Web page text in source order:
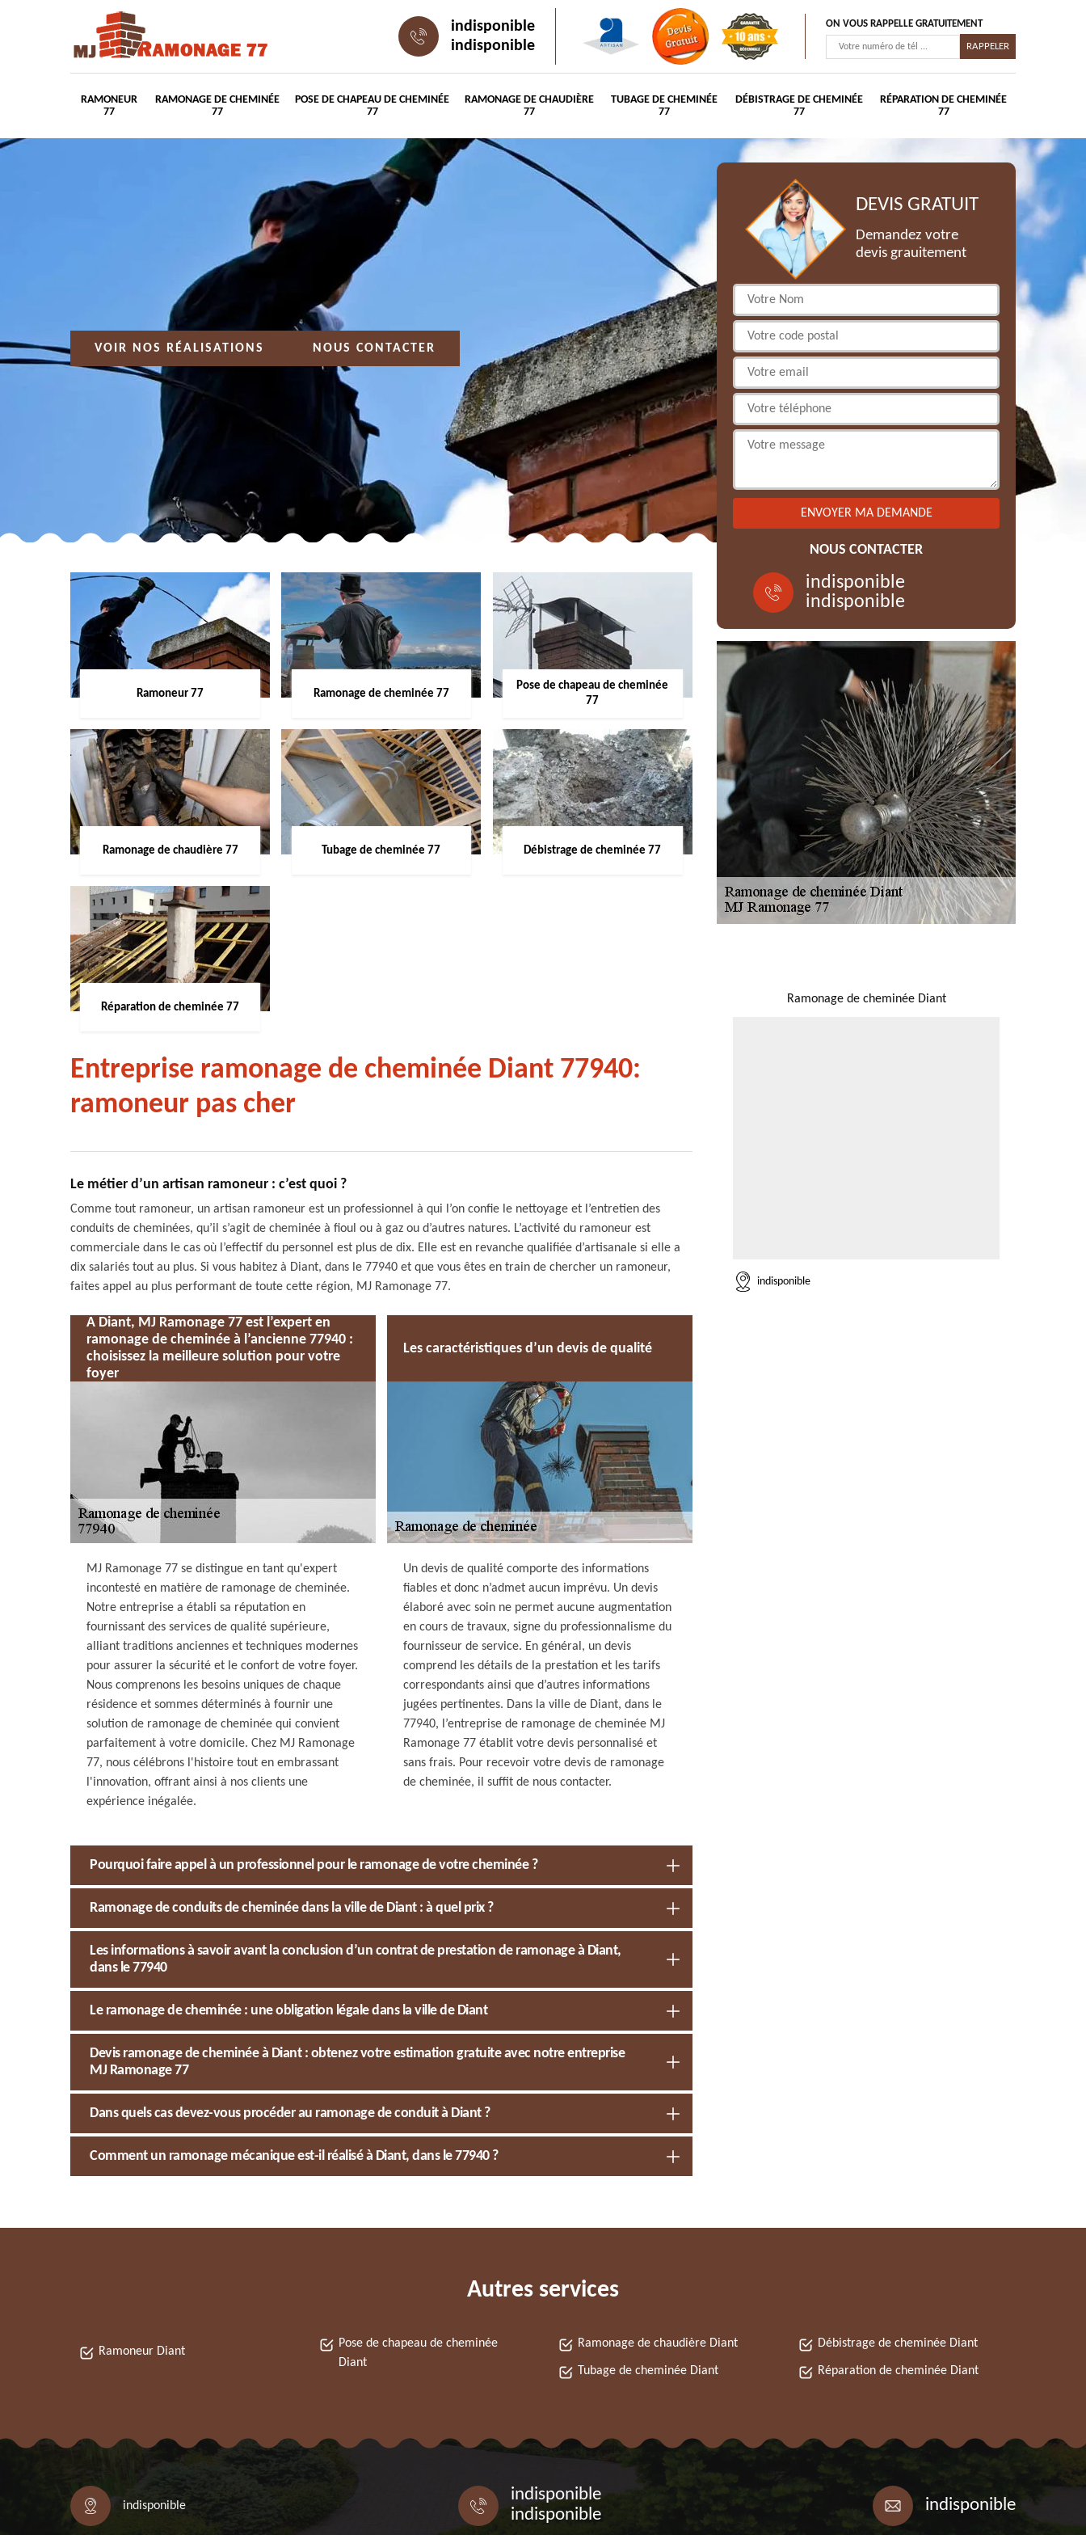
indisponible
indisponible
ON VOUS RAPPELLE GRATUITEMENT
RAMONEUR
77
RAMONAGE DE CHEMINÉE
77
POSE DE CHAPEAU DE CHEMINÉE
77
RAMONAGE DE CHAUDIÈRE
77
TUBAGE DE CHEMINÉE
77
DÉBISTRAGE DE CHEMINÉE
77
RÉPARATION DE CHEMINÉE
77
VOIR NOS RÉALISATIONS NOUS CONTACTER
Ramoneur 77 Ramonage de cheminée 77
Pose de chapeau de cheminée
77
Ramonage de chaudière 77 Tubage de cheminée 77 Débistrage de cheminée 77
Réparation de cheminée 77
Entreprise ramonage de cheminée Diant 77940:
ramoneur pas cher
Le métier d’un artisan ramoneur : c’est quoi ?
Comme tout ramoneur, un artisan ramoneur est un professionnel à qui l’on confie le nettoyage et l’entretien des
conduits de cheminées, qu’il s’agit de cheminée à fioul ou à gaz ou d’autres natures. L’activité du ramoneur est
commerciale dans le cas où l’effectif du personnel est plus de dix. Elle est en revanche qualifiée d’artisanale si elle a
dix salariés tout au plus. Si vous habitez à Diant, dans le 77940 et que vous êtes en train de chercher un ramoneur,
faites appel au plus performant de toute cette région, MJ Ramonage 77.
A Diant, MJ Ramonage 77 est l’expert en
ramonage de cheminée à l’ancienne 77940 :
choisissez la meilleure solution pour votre
foyer
MJ Ramonage 77 se distingue en tant qu'expert
incontesté en matière de ramonage de cheminée.
Notre entreprise a établi sa réputation en
fournissant des services de qualité supérieure,
alliant traditions anciennes et techniques modernes
pour assurer la sécurité et le confort de votre foyer.
Nous comprenons les besoins uniques de chaque
résidence et sommes déterminés à fournir une
solution de ramonage de cheminée qui convient
parfaitement à votre domicile. Chez MJ Ramonage
77, nous célébrons l'histoire tout en embrassant
l'innovation, offrant ainsi à nos clients une
expérience inégalée.
Les caractéristiques d’un devis de qualité
Un devis de qualité comporte des informations
fiables et donc n’admet aucun imprévu. Un devis
élaboré avec soin ne permet aucune augmentation
en cours de travaux, signe du professionnalisme du
fournisseur de service. En général, un devis
comprend les détails de la prestation et les tarifs
correspondants ainsi que d’autres informations
jugées pertinentes. Dans la ville de Diant, dans le
77940, l’entreprise de ramonage de cheminée MJ
Ramonage 77 établit votre devis personnalisé et
sans frais. Pour recevoir votre devis de ramonage
de cheminée, il suffit de nous contacter.
Pourquoi faire appel à un professionnel pour le ramonage de votre cheminée ?
Ramonage de conduits de cheminée dans la ville de Diant : à quel prix ?
Les informations à savoir avant la conclusion d’un contrat de prestation de ramonage à Diant,
dans le 77940
Le ramonage de cheminée : une obligation légale dans la ville de Diant
Devis ramonage de cheminée à Diant : obtenez votre estimation gratuite avec notre entreprise
MJ Ramonage 77
Dans quels cas devez-vous procéder au ramonage de conduit à Diant ?
Comment un ramonage mécanique est-il réalisé à Diant, dans le 77940 ?
DEVIS GRATUIT
Demandez votre
devis grauitement
NOUS CONTACTER
indisponible
indisponible
Ramonage de cheminée Diant
indisponible
Autres services
Ramoneur Diant
Pose de chapeau de cheminée
Diant
Ramonage de chaudière Diant
Tubage de cheminée Diant
Débistrage de cheminée Diant
Réparation de cheminée Diant
indisponible
indisponible
indisponible
indisponible